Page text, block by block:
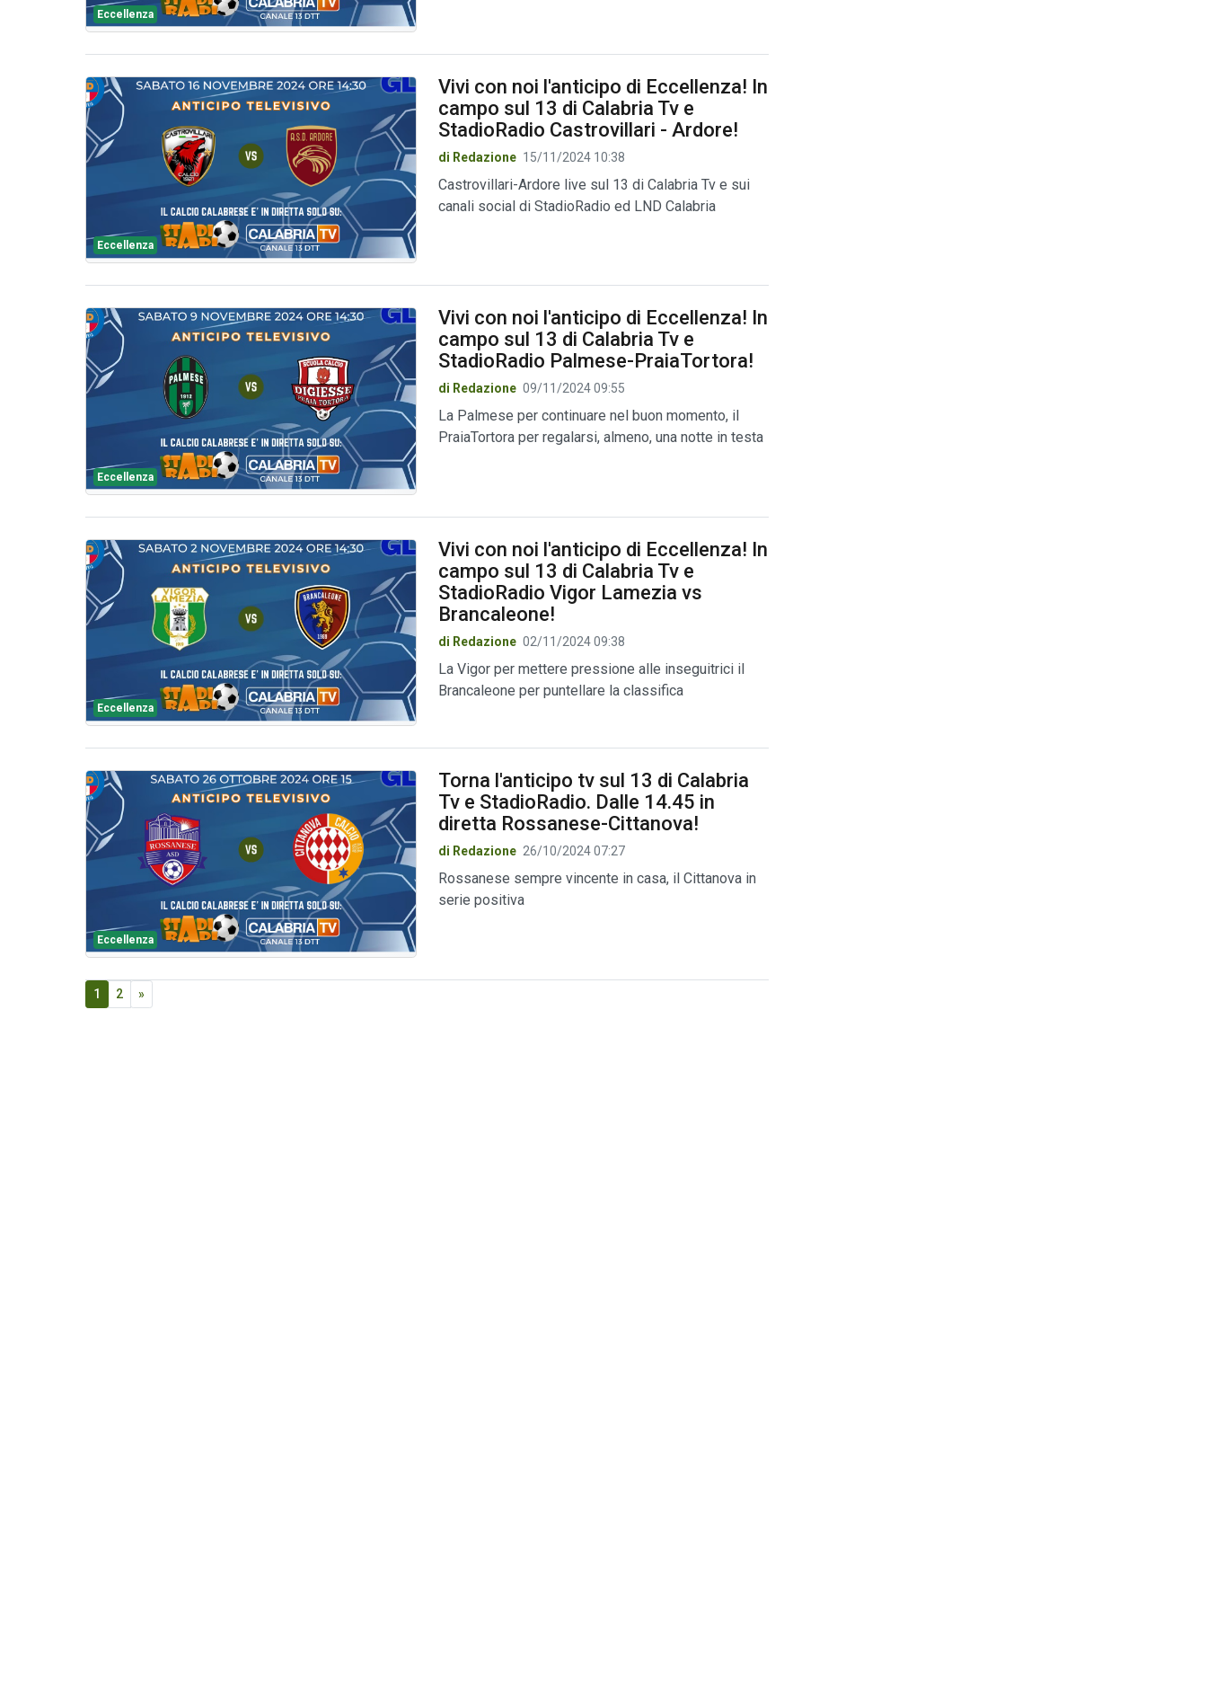
Eccellenza
Eccellenza
Vivi con noi l'anticipo di Eccellenza! In
campo sul 13 di Calabria Tv e
StadioRadio Castrovillari - Ardore!
di Redazione 15/11/2024 10:38
Castrovillari-Ardore live sul 13 di Calabria Tv e sui
canali social di StadioRadio ed LND Calabria
Eccellenza
Vivi con noi l'anticipo di Eccellenza! In
campo sul 13 di Calabria Tv e
StadioRadio Palmese-PraiaTortora!
di Redazione 09/11/2024 09:55
La Palmese per continuare nel buon momento, il
PraiaTortora per regalarsi, almeno, una notte in testa
Eccellenza
Vivi con noi l'anticipo di Eccellenza! In
campo sul 13 di Calabria Tv e
StadioRadio Vigor Lamezia vs
Brancaleone!
di Redazione 02/11/2024 09:38
La Vigor per mettere pressione alle inseguitrici il
Brancaleone per puntellare la classifica
Eccellenza
Torna l'anticipo tv sul 13 di Calabria
Tv e StadioRadio. Dalle 14.45 in
diretta Rossanese-Cittanova!
di Redazione 26/10/2024 07:27
Rossanese sempre vincente in casa, il Cittanova in
serie positiva
1 2 »